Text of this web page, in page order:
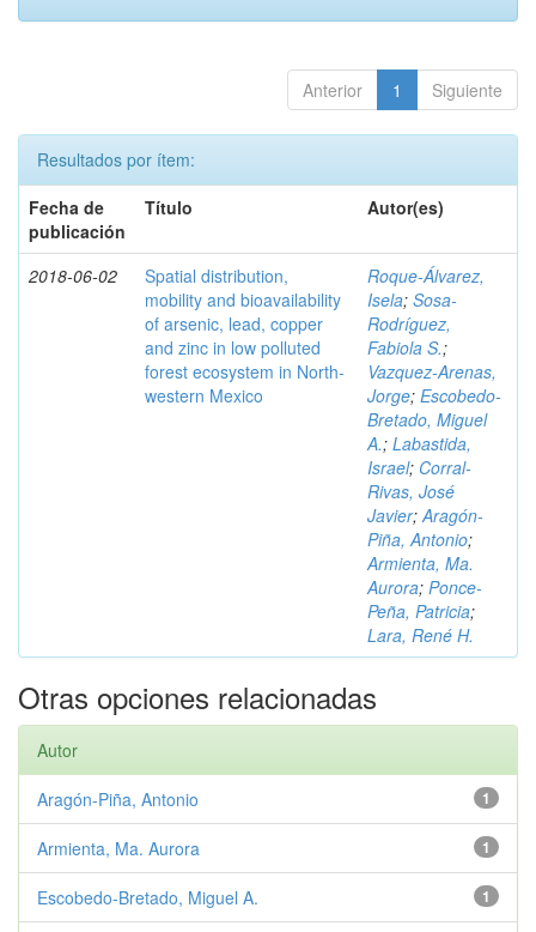
Anterior 1 Siguiente
Resultados por ítem:
Fecha de
publicación
Título Autor(es)
2018-06-02
Spatial distribution,
mobility and bioavailability
of arsenic, lead, copper
and zinc in low polluted
forest ecosystem in North-
western Mexico
Roque-Álvarez,
Isela; Sosa-
Rodríguez,
Fabiola S.;
Vazquez-Arenas,
Jorge; Escobedo-
Bretado, Miguel
A.; Labastida,
Israel; Corral-
Rivas, José
Javier;Aragón-
Piña, Antonio;
Armienta, Ma.
Aurora; Ponce-
Peña, Patricia;
Lara, René H.
Otras opciones relacionadas
Autor
1
Aragón-Piña, Antonio
1
Armienta, Ma. Aurora
1
Escobedo-Bretado, Miguel A.